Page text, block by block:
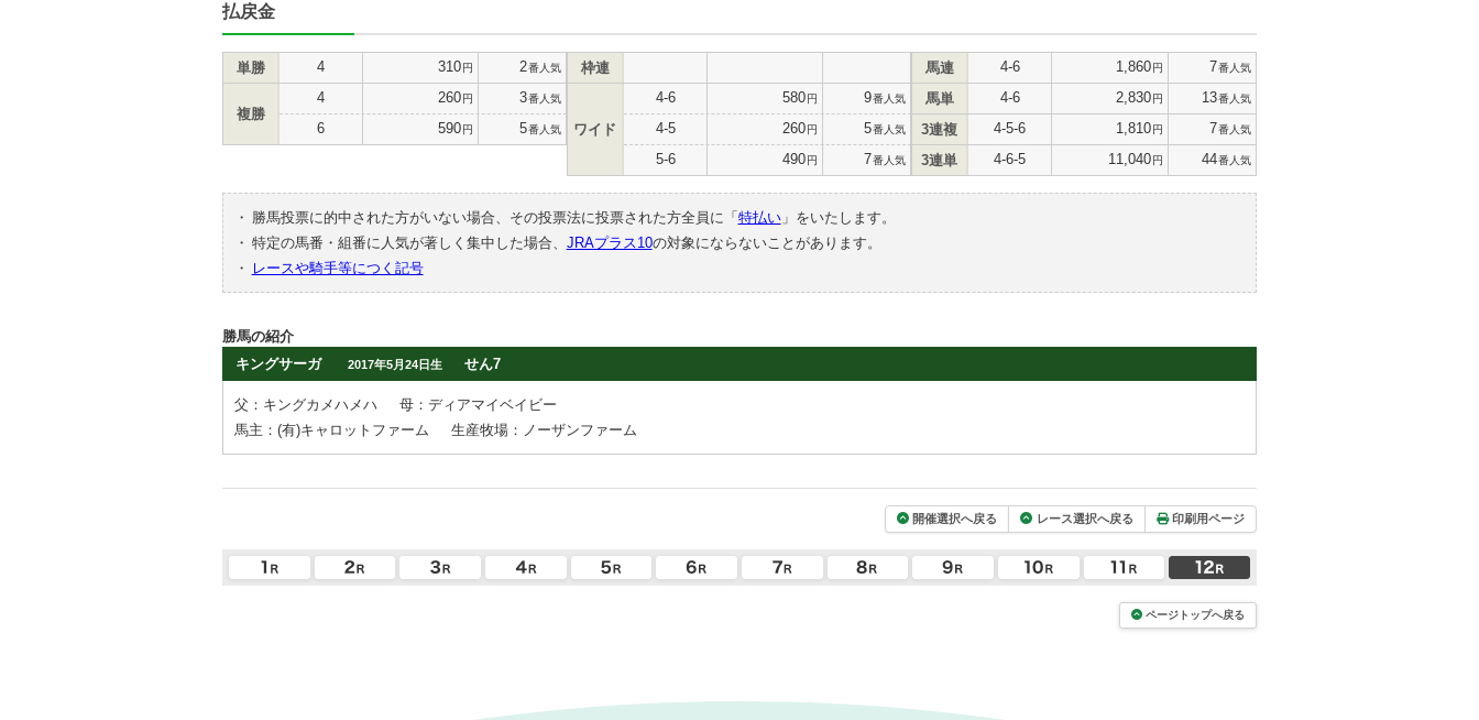
払戻金
単勝 4 310円 2番人気
複勝
4 260円 3番人気
6 590円 5番人気
枠連
ワイド
4-6 580円 9番人気
4-5 260円 5番人気
5-6 490円 7番人気
馬連 4-6 1,860円 7番人気
馬単 4-6 2,830円 13番人気
3連複 4-5-6 1,810円 7番人気
3連単 4-6-5 11,040円 44番人気
・ 勝馬投票に的中された方がいない場合、その投票法に投票された方全員に「 特払い」をいたします。
・ 特定の馬番・組番に人気が著しく集中した場合、 JRAプラス10の対象にならないことがあります。
・
レースや騎手等につく記号
勝馬の紹介
キングサーガ
2017年5月24日生 せん7
父：キングカメハメハ
母：ディアマイベイビー
馬主：(有)キャロットファーム
生産牧場：ノーザンファーム
開催選択へ戻る レース選択へ戻る 印刷用ページ
ページトップへ戻る